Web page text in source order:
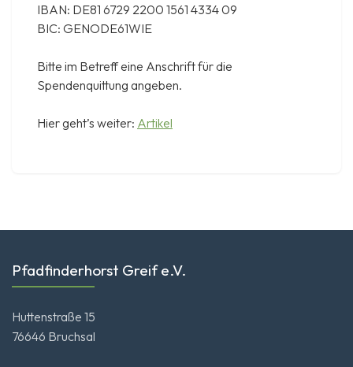
IBAN: DE81 6729 2200 1561 4334 09
BIC: GENODE61WIE
Bitte im Betreff eine Anschrift für die
Spendenquittung angeben.
Hier geht’s weiter: Artikel
Pfadfinderhorst Greif e.V.
Huttenstraße 15
76646 Bruchsal